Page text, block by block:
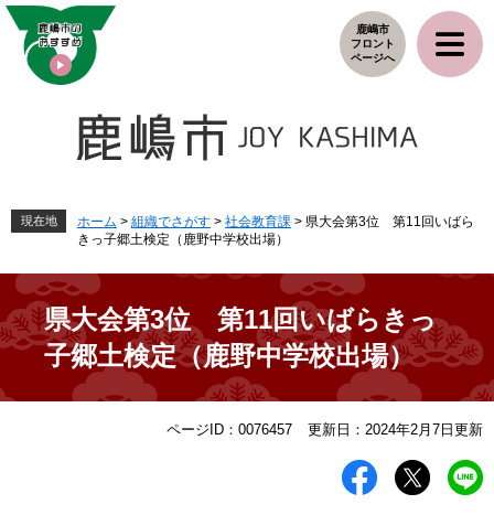
ペ
メ
鹿嶋市
フロント
ページへ
現在地 ホーム > 組織でさがす > 社会教育課 > 県大会第3位 第11回いばら
きっ子郷土検定（鹿野中学校出場）
県大会第3位 第11回いばらきっ
子郷土検定（鹿野中学校出場）
ページID：0076457 更新日：2024年2月7日更新